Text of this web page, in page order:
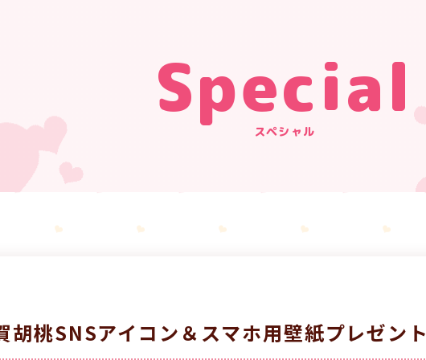
Special
スペシャル
胡桃SNSアイコン＆スマホ用壁紙プレゼント